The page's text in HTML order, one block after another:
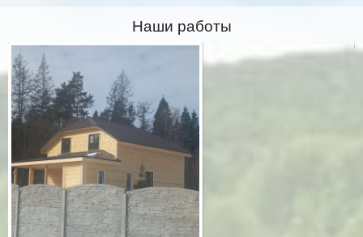
Наши работы